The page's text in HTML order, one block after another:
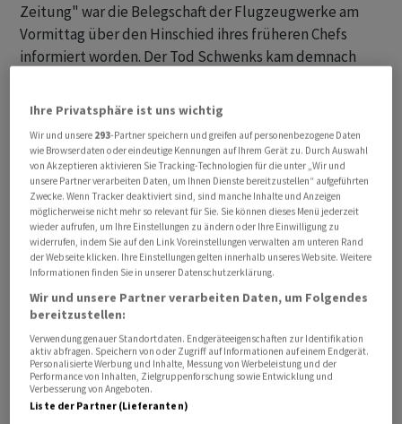
Zeitung" war die Belegschaft der Flugzeugwerke am
Vormittag über den Hinschied ihres früheren Chefs
informiert worden. Der Tod Schwenks kam demnach
Schwenk machte in Luzern die Matur und kam auf
Umwegen zum Ingenieurberuf. Zuerst interessierte er
sich mehr für Kunst und Landwirtschaft. Nach dem
Studium arbeitete er bei den Eidgenössischen
Flugzeugwerken in Emmen. 1979 wechselte er zu den
Pilatus Flugzeugwerken, die etwa für ihre PC-6, einem
Flugzeug, das auch auf sehr kurzen Pisten gut zurecht
kam, bekannt waren.
Fast 30 Jahre lange sass Schwenk beim Stanser
Unternehmen im Cockpit. 1994 wurde er Vorsitzender
der Geschäftsleitung. Er übte das Amt, mit einem
kurzen Unterbruch, bis 2012 aus. Von 2006 bis 2021 war
er zudem Verwaltungsratspräsident.
Ihre Privatsphäre ist uns wichtig
Wir und unsere 293-Partner speichern und greifen auf personenbezogene Daten
wie Browserdaten oder eindeutige Kennungen auf Ihrem Gerät zu. Durch Auswahl
von Akzeptieren aktivieren Sie Tracking-Technologien für die unter „Wir und
unsere Partner verarbeiten Daten, um Ihnen Dienste bereitzustellen“ aufgeführten
Zwecke. Wenn Tracker deaktiviert sind, sind manche Inhalte und Anzeigen
möglicherweise nicht mehr so relevant für Sie. Sie können dieses Menü jederzeit
wieder aufrufen, um Ihre Einstellungen zu ändern oder Ihre Einwilligung zu
widerrufen, indem Sie auf den Link Voreinstellungen verwalten am unteren Rand
der Webseite klicken. Ihre Einstellungen gelten innerhalb unseres Website. Weitere
Informationen finden Sie in unserer Datenschutzerklärung.
Wir und unsere Partner verarbeiten Daten, um Folgendes
bereitzustellen:
Verwendung genauer Standortdaten. Endgeräteeigenschaften zur Identifikation
aktiv abfragen. Speichern von oder Zugriff auf Informationen auf einem Endgerät.
Personalisierte Werbung und Inhalte, Messung von Werbeleistung und der
Performance von Inhalten, Zielgruppenforschung sowie Entwicklung und
Verbesserung von Angeboten.
Liste der Partner (Lieferanten)